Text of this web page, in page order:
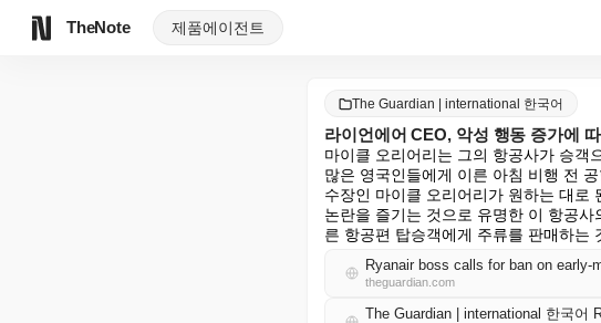
TheNote 제품에이전트
The Guardian | international 한국어
라이언에어 CEO, 악성 행동 증가에
마이클 오리어리는 그의 항공사가 승객
많은 영국인들에게 이른 아침 비행 전
수장인 마이클 오리어리가 원하는 대로
논란을 즐기는 것으로 유명한 이 항공
른 항공편 탑승객에게 주류를 판매하는
Ryanair boss calls for ban on early-
theguardian.com
The Guardian | international 한국어